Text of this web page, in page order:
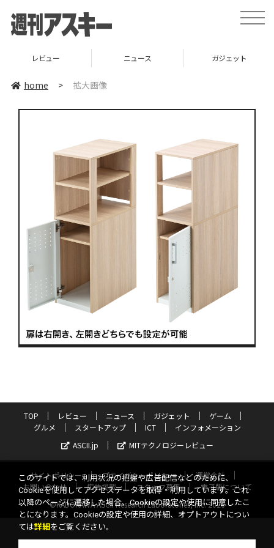
toggle
レビュー ニュース ガジェット
home > 拡大画像
TOP レビュー ニュース ガジェット
ゲーム
グルメ
スタートアップ ICT
インフォメーション
ASCII.jp
MITテクノロジーレビュー
サイトポリシー プライバシーポリシー
運営会社
お問い合わせ
広告掲載 スタッフ募集
電子版について
©KADOKAWA ASCII Research Laboratories, Inc. 2026
このサイトでは、利用状況の把握や広告配信などのために、
Cookieを使用してアクセスデータを取得・利用しています。これ
以降のページに遷移した場合、Cookieの設定や使用に同意したこ
とになります。Cookieの設定や使用の詳細、オプトアウトについ
ては詳細 をご覧ください。